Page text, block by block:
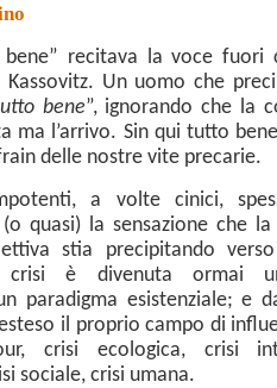
recitava la voce fuori
Kassovitz. Un uomo che
bene”, ignorando che la
ma l’arrivo. Sin qui tutto
delle nostre vite precarie.
a volte cinici,
quasi) la sensazione che
stia precipitando
crisi è divenuta ormai
paradigma esistenziale; e
il proprio campo di
crisi ecologica, crisi
sociale, crisi umana.